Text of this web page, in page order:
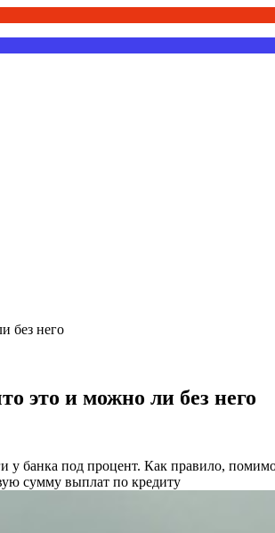
без него
это и можно ли без него
у банка под процент. Как правило,
сумму выплат по кредиту